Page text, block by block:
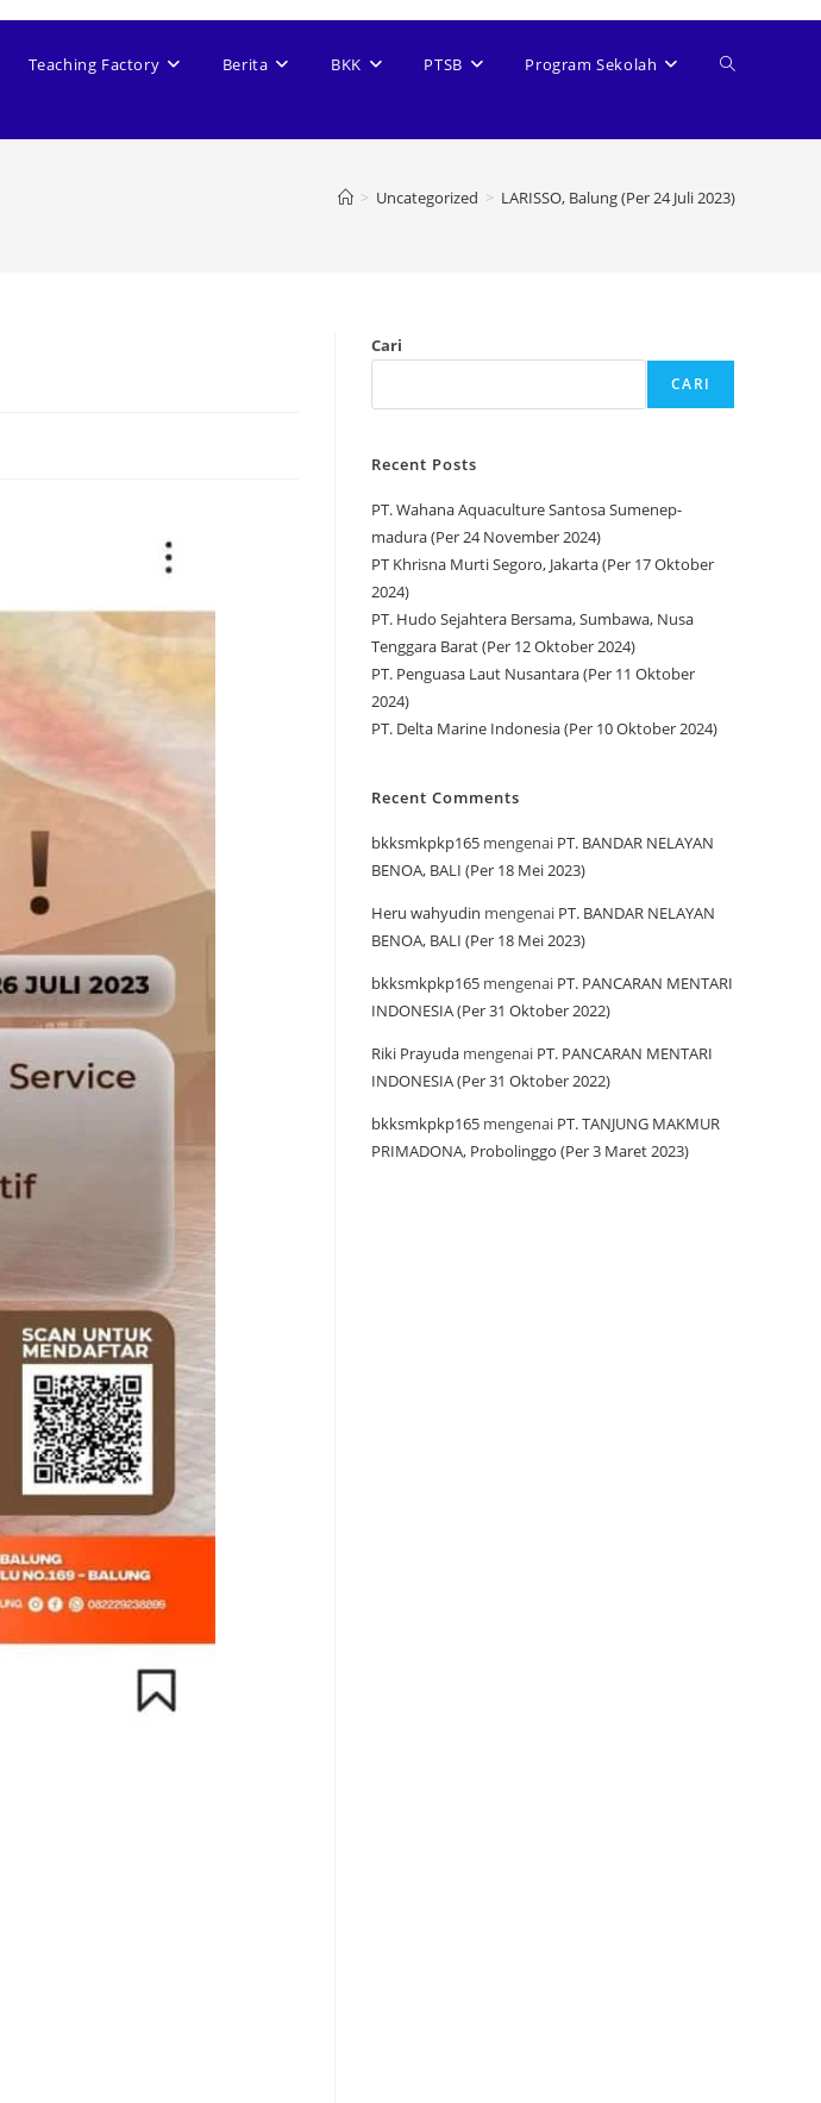
Teaching Factory Berita BKK PTSB Program Sekolah
> Uncategorized > LARISSO, Balung (Per 24 Juli 2023)
Cari
CARI
Recent Posts
PT. Wahana Aquaculture Santosa Sumenep-
madura (Per 24 November 2024)
PT Khrisna Murti Segoro, Jakarta (Per 17 Oktober
2024)
PT. Hudo Sejahtera Bersama, Sumbawa, Nusa
Tenggara Barat (Per 12 Oktober 2024)
PT. Penguasa Laut Nusantara (Per 11 Oktober
2024)
PT. Delta Marine Indonesia (Per 10 Oktober 2024)
Recent Comments
bkksmkpkp165 mengenai PT. BANDAR NELAYAN
BENOA, BALI (Per 18 Mei 2023)
Heru wahyudin mengenai PT. BANDAR NELAYAN
BENOA, BALI (Per 18 Mei 2023)
bkksmkpkp165 mengenai PT. PANCARAN MENTARI
INDONESIA (Per 31 Oktober 2022)
Riki Prayuda mengenai PT. PANCARAN MENTARI
INDONESIA (Per 31 Oktober 2022)
bkksmkpkp165 mengenai PT. TANJUNG MAKMUR
PRIMADONA, Probolinggo (Per 3 Maret 2023)